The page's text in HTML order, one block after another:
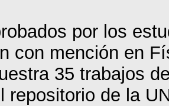
por los
con mención en
35 trabajos
repositorio de la